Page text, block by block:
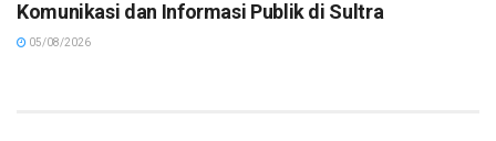
Komunikasi dan Informasi Publik di Sultra
05/08/2026